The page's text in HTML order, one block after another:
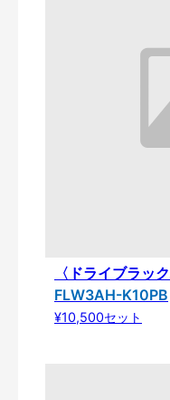
〈ドライブラック
FLW3AH-K10PB
¥10,500セット